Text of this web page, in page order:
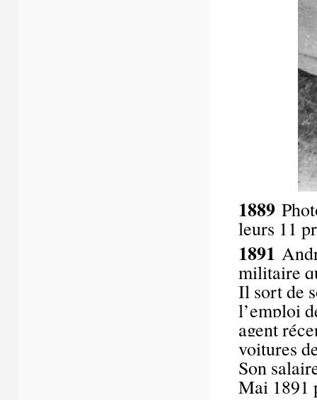
1889
leurs 11
1891
militaire
Il sort de
l’emploi
agent
voitures
Son
Mai 1891